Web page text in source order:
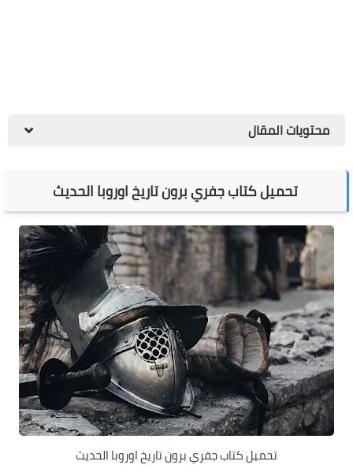
محتويات المقال
تحميل كتاب جفري برون تاريخ اوروبا الحديث
تحميل كتاب جفري برون تاريخ اوروبا الحديث